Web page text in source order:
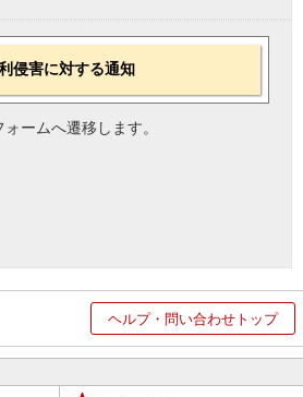
侵害に対する通知
ォームへ遷移します。
ヘルプ・問い合わせトップ